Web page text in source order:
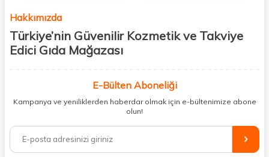
Hakkımızda
Türkiye’nin Güvenilir Kozmetik ve Takviye
Edici Gıda Mağazası
kişisel bakım hem de takviye edici gıda ürünlerini sizlerle
buluşturuyoruz. Artık mağaza mağaza dolaşmanıza gerek yok;
ihtiyacınız olan her şeyi tek bir çatı altında topluyor ve kapınıza kadar
%100 orijinal kozmetik ve sağlık ürünleriyle güzelliğinizi tamamlayabilir,
vücudunuzu desteklemek için güvenilir takviye edici gıdalara
E-Bülten Aboneliği
Kampanya ve yeniliklerden haberdar olmak için e-bültenimize abone
olun!